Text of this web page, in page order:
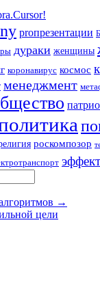
proпрезентации
дураки женщины
коронавирус космос
менеджмент
роскомпозор
→
цели